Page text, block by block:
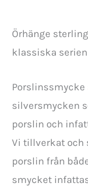
Örhänge
klassiska serien
silversmycken
porslin och
Vi tillverkat och
porslin från
smycket